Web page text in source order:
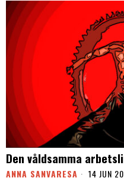
Den våldsamma
ANNA SANVARESA 14 JUN